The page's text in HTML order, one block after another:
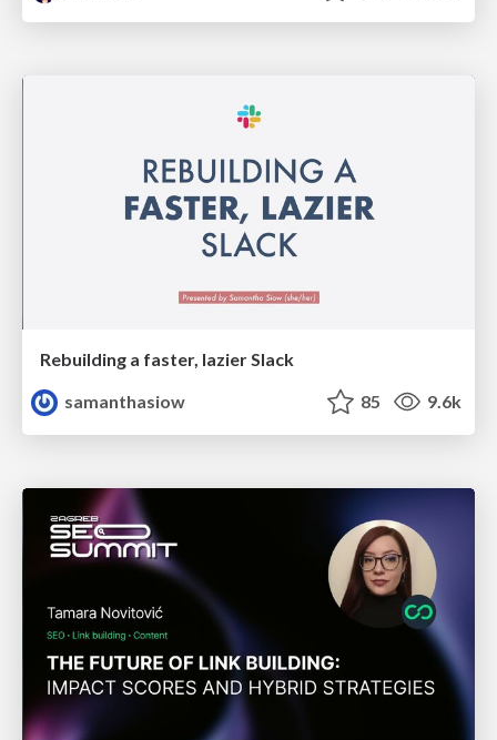
Rebuilding a faster, lazier Slack
samanthasiow
85 9.6k